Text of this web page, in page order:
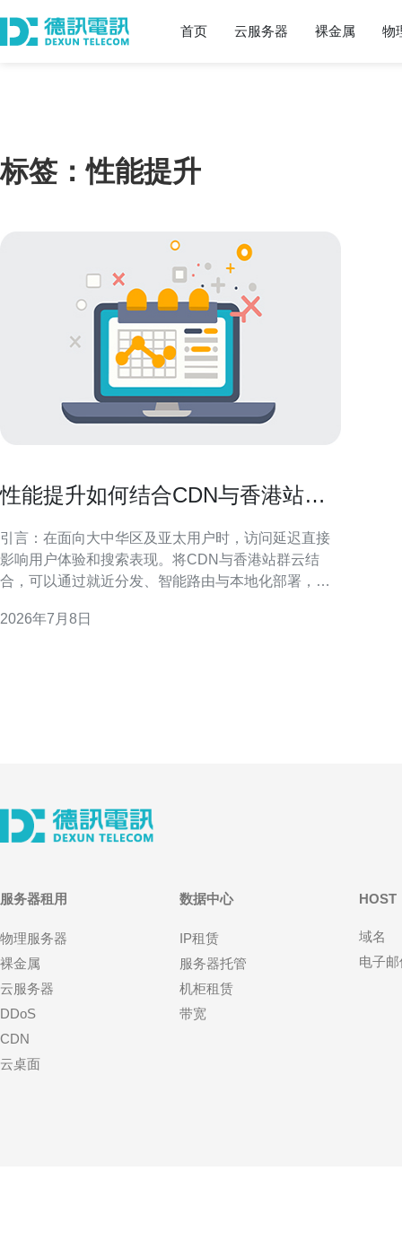
首页 云服务器 裸金属 物
标签：性能提升
性能提升如何结合CDN与香港站群
引言：在面向大中华区及亚太用户时，访问延迟直接
影响用户体验和搜索表现。将CDN与香港站群云结
合，可以通过就近分发、智能路由与本地化部署，系
要成因与影响 访问延迟通常由网络往返时间
2026年7月8日
服务器租用
物理服务器
裸金属
云服务器
DDoS
CDN
云桌面
数据中心
IP租赁
服务器托管
机柜租赁
带宽
HOST
域名
电子